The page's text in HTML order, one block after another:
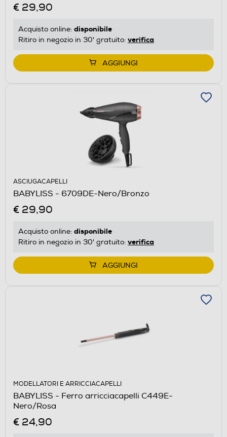
€ 29,90
Acquisto online: disponibile
Ritiro in negozio in 30' gratuito: verifica
AGGIUNGI
ASCIUGACAPELLI
BABYLISS - 6709DE-Nero/Bronzo
€ 29,90
Acquisto online: disponibile
Ritiro in negozio in 30' gratuito: verifica
AGGIUNGI
MODELLATORI E ARRICCIACAPELLI
BABYLISS - Ferro arricciacapelli C449E-
Nero/Rosa
€ 24,90